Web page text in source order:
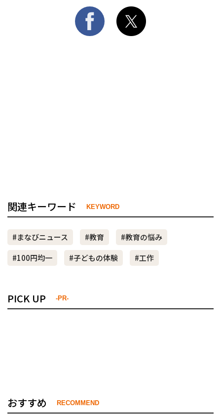
関連キーワード KEYWORD
#まなびニュース #教育
#教育の悩み
#100円均一
#子どもの体験 #工作
PICK UP -PR-
おすすめ RECOMMEND